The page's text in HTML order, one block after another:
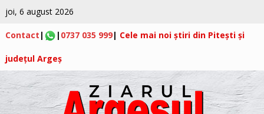
joi, 6 august 2026
Contact | | 0737 035 999| Cele mai noi știri din Pitești și
județul Argeș